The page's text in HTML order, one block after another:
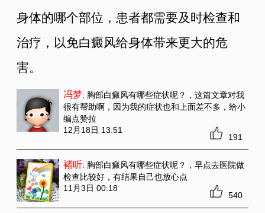
身体的哪个部位，患者都需要及时检查和
治疗，以免白癜风给身体带来更大的危
害。
冯梦: 胸部白癜风有哪些症状呢？ ，这篇文章对我
很有帮助啊，因为我的症状也和上面差不多，给小
编点赞拉
12月18日 13:51
191
褚听: 胸部白癜风有哪些症状呢？ ，早点去医院做
检查比较好，有结果自己也放心点
11月3日 00:18
540